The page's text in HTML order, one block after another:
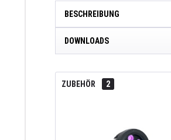
BESCHREIBUNG
DOWNLOADS
ZUBEHÖR 2